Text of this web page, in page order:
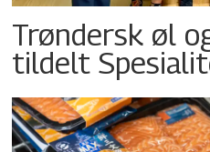
Trøndersk øl
tildelt